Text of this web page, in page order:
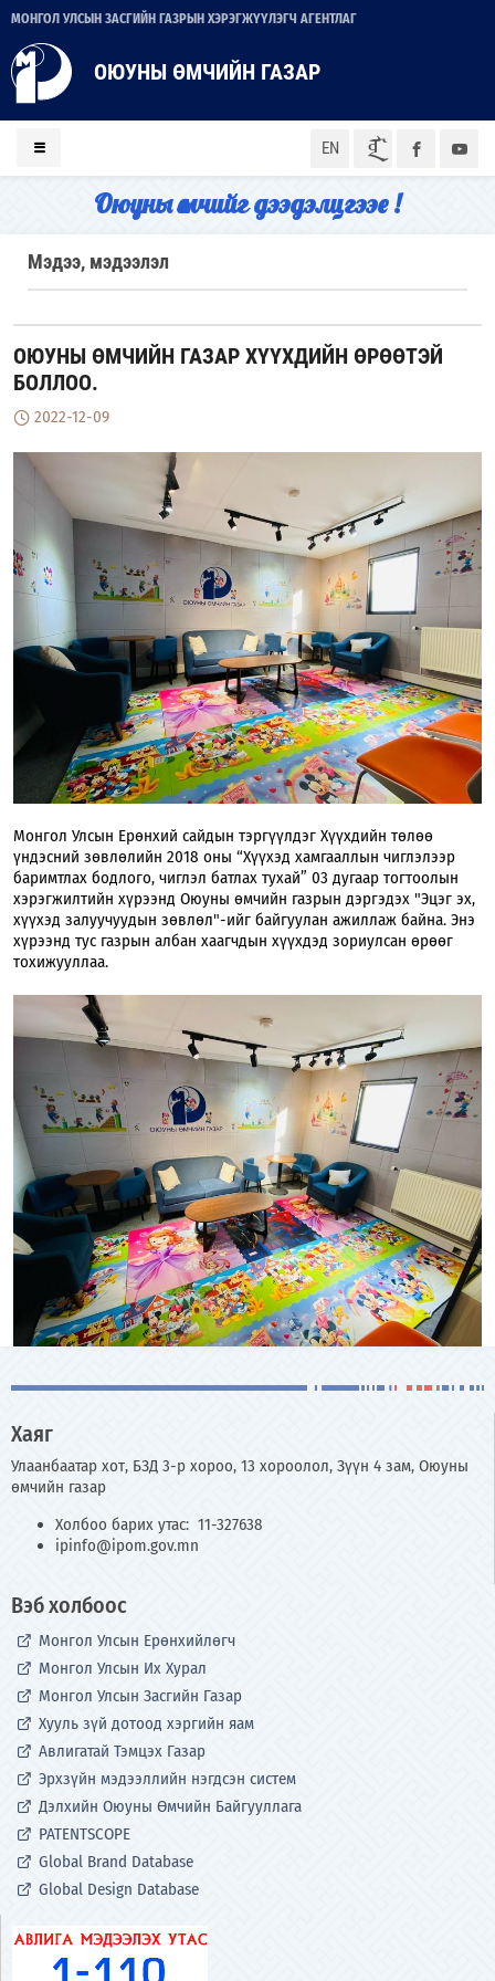
МОНГОЛ УЛСЫН ЗАСГИЙН ГАЗРЫН ХЭРЭГЖҮҮЛЭГЧ АГЕНТЛАГ
ОЮУНЫ ӨМЧИЙН ГАЗАР
EN ᠮᠣᠨ
Оюуны өмчийг дээдэлцгээе !
Мэдээ, мэдээлэл
ОЮУНЫ ӨМЧИЙН ГАЗАР ХҮҮХДИЙН ӨРӨӨТЭЙ
БОЛЛОО.
2022-12-09
Монгол Улсын Ерөнхий сайдын тэргүүлдэг Хүүхдийн төлөө
үндэсний зөвлөлийн 2018 оны “Хүүхэд хамгааллын чиглэлээр
баримтлах бодлого, чиглэл батлах тухай” 03 дугаар тогтоолын
хэрэгжилтийн хүрээнд Оюуны өмчийн газрын дэргэдэх "Эцэг эх,
хүүхэд залуучуудын зөвлөл"-ийг байгуулан ажиллаж байна. Энэ
хүрээнд тус газрын албан хаагчдын хүүхдэд зориулсан өрөөг
тохижууллаа.
Хаяг
Улаанбаатар хот, БЗД 3-р хороо, 13 хороолол, Зүүн 4 зам, Оюуны
өмчийн газар
Холбоо барих утас: 11-327638
ipinfo@ipom.gov.mn
Вэб холбоос
Монгол Улсын Ерөнхийлөгч
Монгол Улсын Их Хурал
Монгол Улсын Засгийн Газар
Хууль зүй дотоод хэргийн яам
Авлигатай Тэмцэх Газар
Эрхзүйн мэдээллийн нэгдсэн систем
Дэлхийн Оюуны Өмчийн Байгууллага
PATENTSCOPE
Global Brand Database
Global Design Database